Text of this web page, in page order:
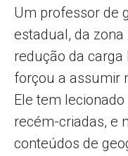
Um professor de
estadual, da
redução da carga
forçou a assumir
Ele tem
recém-criadas, e
conteúdos de